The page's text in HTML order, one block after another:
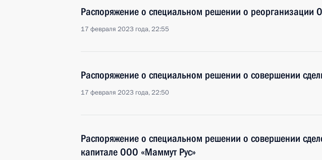
Распоряжение о специальном решении о реорганизации
17 февраля 2023 года, 22:55
Распоряжение о специальном решении о совершении
17 февраля 2023 года, 22:50
Распоряжение о специальном решении о совершении
капитале ООО «Маммут Рус»